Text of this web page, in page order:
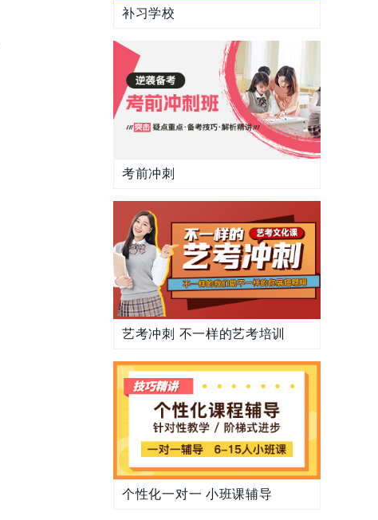
补习学校
考前冲刺
艺考冲刺 不一样的艺考培训
个性化一对一 小班课辅导